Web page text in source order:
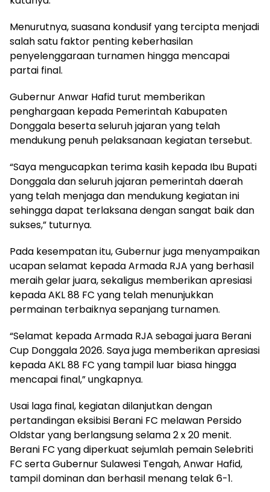
Menurutnya, suasana kondusif yang tercipta menjadi
salah satu faktor penting keberhasilan
penyelenggaraan turnamen hingga mencapai
partai final.
Gubernur Anwar Hafid turut memberikan
penghargaan kepada Pemerintah Kabupaten
Donggala beserta seluruh jajaran yang telah
mendukung penuh pelaksanaan kegiatan tersebut.
“Saya mengucapkan terima kasih kepada Ibu Bupati
Donggala dan seluruh jajaran pemerintah daerah
yang telah menjaga dan mendukung kegiatan ini
sehingga dapat terlaksana dengan sangat baik dan
sukses,” tuturnya.
Pada kesempatan itu, Gubernur juga menyampaikan
ucapan selamat kepada Armada RJA yang berhasil
meraih gelar juara, sekaligus memberikan apresiasi
kepada AKL 88 FC yang telah menunjukkan
permainan terbaiknya sepanjang turnamen.
“Selamat kepada Armada RJA sebagai juara Berani
Cup Donggala 2026. Saya juga memberikan apresiasi
kepada AKL 88 FC yang tampil luar biasa hingga
mencapai final,” ungkapnya.
Usai laga final, kegiatan dilanjutkan dengan
pertandingan eksibisi Berani FC melawan Persido
Oldstar yang berlangsung selama 2 x 20 menit.
Berani FC yang diperkuat sejumlah pemain Selebriti
FC serta Gubernur Sulawesi Tengah, Anwar Hafid,
tampil dominan dan berhasil menang telak 6-1.